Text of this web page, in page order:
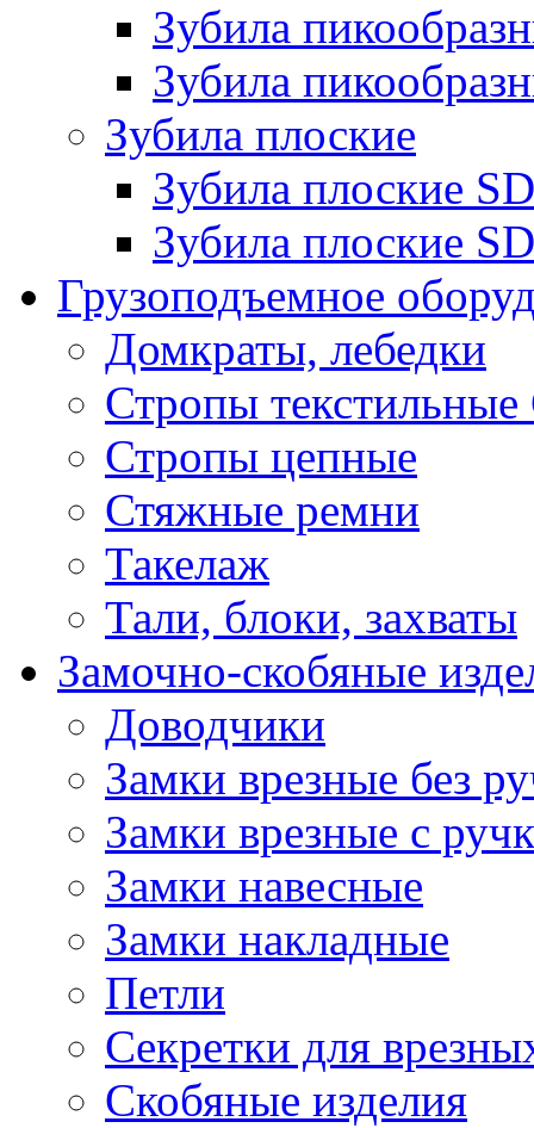
Зубила
Зубила
Зубила плоские
Зубила плоские
Зубила плоские
Грузоподъемное
Домкраты, лебедки
Стропы
Стропы цепные
Стяжные ремни
Такелаж
Тали, блоки, захваты
Замочно-скобяные
Доводчики
Замки врезные без
Замки врезные с
Замки навесные
Замки накладные
Петли
Секретки для
Скобяные изделия